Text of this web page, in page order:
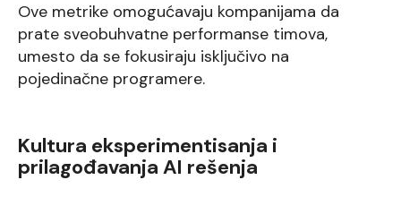
Ove metrike omogućavaju kompanijama da
prate sveobuhvatne performanse timova,
umesto da se fokusiraju isključivo na
pojedinačne programere.
Kultura eksperimentisanja i
prilagođavanja AI rešenja